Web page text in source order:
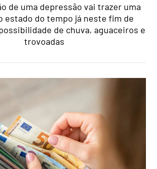
de uma depressão vai trazer uma
estado do tempo já neste fim de
de chuva, aguaceiros e
trovoadas